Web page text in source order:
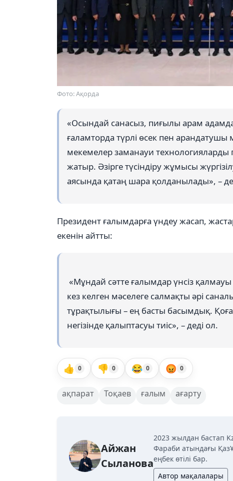
Фото: Ақорда
«Осындай санасыз, пиғылы арам
ғаламторда түрлі өсек пен арандатушы
мекемелер заманауи
жатыр. Әзірге түсіндіру жұмысы
аясында қатаң шара қолданылады», –
Президент ғалымдарға үндеу жасап,
екенін айтты:
«Мұндай сәтте ғалымдар үнсіз
кез келген мәселеге салмақты әрі
тұрақтылығы – ең басты басымдық.
негізінде қалыптасуы тиіс», – деді ол.
👍 0 👎 0 😂 0 😡 0
ақпарат Тоқаев ғалым ағарту
Айжан
Сыланова
2023 жылдан бастап
Фараби атындағы
еңбек өтілі бар.
Автор мақалалары